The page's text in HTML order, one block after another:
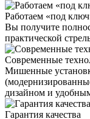
Работаем «под
Вы получите
практической
Современные
Мишенные
дизайном и
Гарантия качества